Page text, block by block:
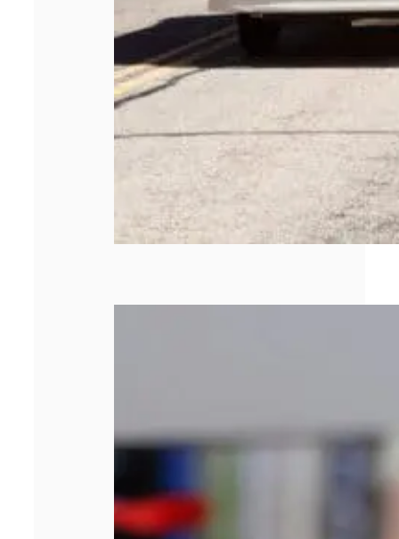
Quels sont les